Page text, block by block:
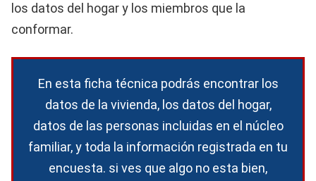
los datos del hogar y los miembros que la
conformar.
En esta ficha técnica podrás encontrar los
datos de la vivienda, los datos del hogar,
datos de las personas incluidas en el núcleo
familiar, y toda la información registrada en tu
encuesta. si ves que algo no esta bien,